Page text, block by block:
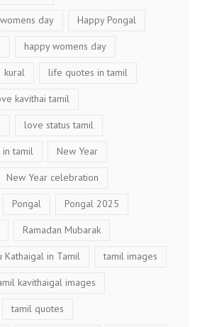
day Happy Pongal
happy womens day
kural life quotes in tamil
kavithai tamil
love status tamil
in tamil New Year
New Year celebration
Pongal Pongal 2025
Ramadan Mubarak
Kathaigal in Tamil tamil images
kavithaigal images
tamil quotes